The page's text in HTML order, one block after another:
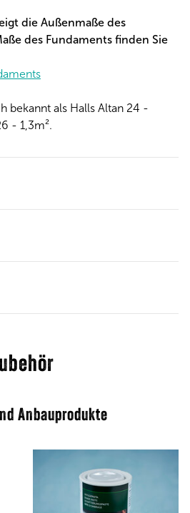
die Außenmaße des
des Fundaments finden Sie
bekannt als Halls Altan 24 -
- 1,3m².
Anbauprodukte